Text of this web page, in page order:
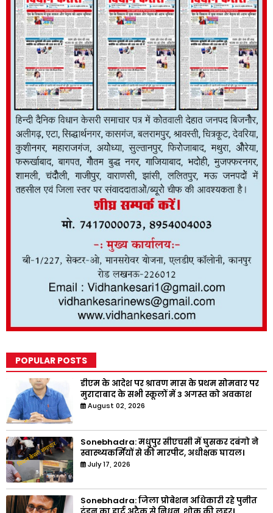
POPULAR POSTS
डीएम के आदेश पर श्रावण मास के प्रथम सोमवार पर
मुरादाबाद के सभी स्कूलों में 3 अगस्त को अवकाश
August 02, 2026
Sonebhadra: मधुपुर सीएचसी में घुसकर दबंगो ने
स्वास्थ्यकर्मियों से की मारपीट, अधीक्षक घायल।
July 17, 2026
Sonebhadra: जिला प्रोबेशन अधिकारी रहे पुनीत